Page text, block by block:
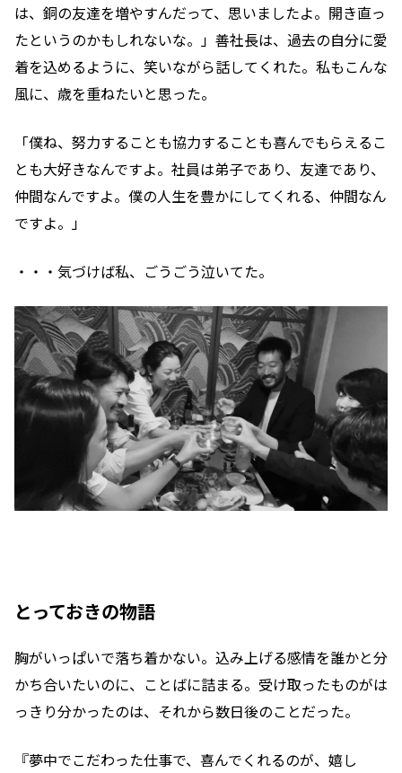
は、銅の友達を増やすんだって、思いましたよ。開き直っ
たというのかもしれないな。」善社長は、過去の自分に愛
着を込めるように、笑いながら話してくれた。私もこんな
風に、歳を重ねたいと思った。
「僕ね、努力することも協力することも喜んでもらえるこ
とも大好きなんですよ。社員は弟子であり、友達であり、
仲間なんですよ。僕の人生を豊かにしてくれる、仲間なん
ですよ。」
・・・気づけば私、ごうごう泣いてた。
とっておきの物語
胸がいっぱいで落ち着かない。込み上げる感情を誰かと分
かち合いたいのに、ことばに詰まる。受け取ったものがは
っきり分かったのは、それから数日後のことだった。
『夢中でこだわった仕事で、喜んでくれるのが、嬉し